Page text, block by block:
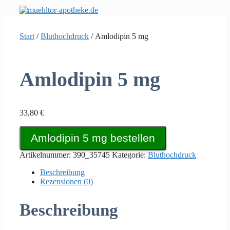
Start /Bluthochdruck / Amlodipin 5 mg
Amlodipin 5 mg
33,80 €
Amlodipin 5 mg bestellen
Artikelnummer: 390_35745 Kategorie: Bluthochdruck
Beschreibung
Rezensionen (0)
Beschreibung